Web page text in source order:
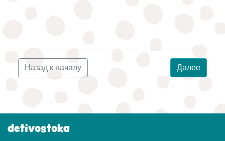
Далее
Назад к началу
detivostoka